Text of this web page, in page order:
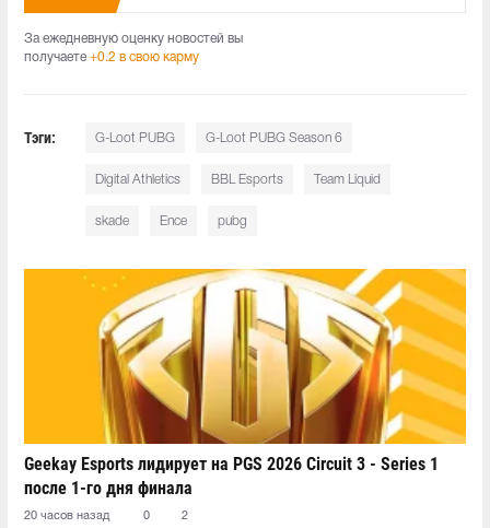
За ежедневную оценку новостей вы
получаете +0.2 в свою карму
Тэги: G-Loot PUBG G-Loot PUBG Season 6
Digital Athletics BBL Esports Team Liquid
skade Ence pubg
Geekay Esports лидирует на PGS 2026 Circuit 3 - Series 1
после 1-го дня финала
20 часов назад 0 2